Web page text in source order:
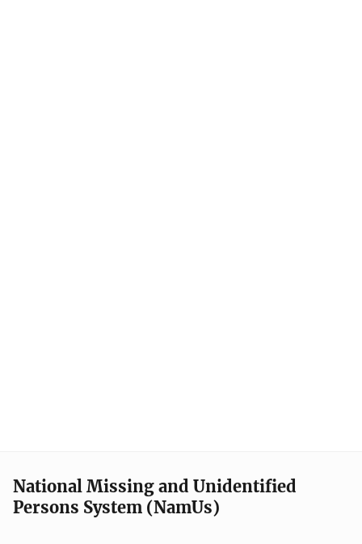
National Missing and Unidentified
Persons System (NamUs)